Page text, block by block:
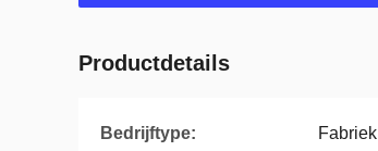
Productdetails
Bedrijftype: Fabriek